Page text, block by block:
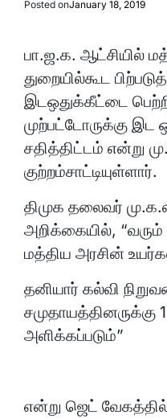
Posted onJanuary 18, 2019
பா.ஜ.க. ஆட்சியில்
துறையில்கூட
இடஒதுக்கீட்டை
முற்பட்டோருக்கு இட
சதித்திட்டம் என்று
குற்றம்சாட்டியுள்ளார்.
திமுக தலைவர்
அறிக்கையில்,
மத்திய அரசின்
தனியார் கல்வி
அளிக்கப்படும்”
என்று ஜெட்